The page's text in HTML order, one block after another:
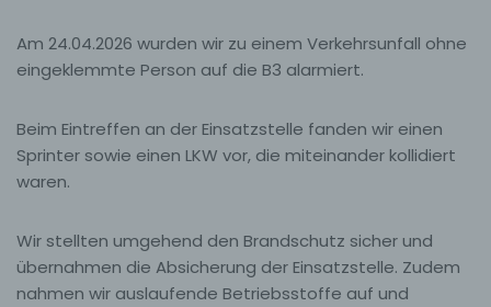
Am 24.04.2026 wurden wir zu einem Verkehrsunfall ohne
eingeklemmte Person auf die B3 alarmiert.
Beim Eintreffen an der Einsatzstelle fanden wir einen
Sprinter sowie einen LKW vor, die miteinander kollidiert
waren.
Wir stellten umgehend den Brandschutz sicher und
übernahmen die Absicherung der Einsatzstelle. Zudem
nahmen wir auslaufende Betriebsstoffe auf und